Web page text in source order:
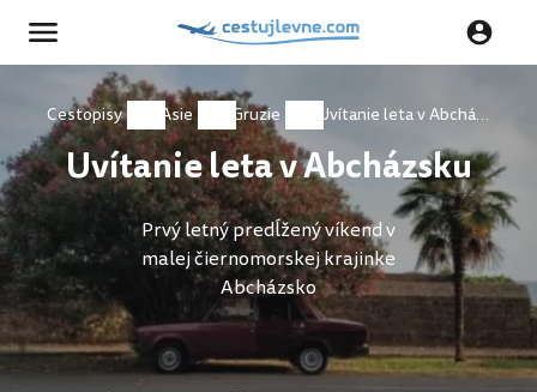
Cestopisy Asie Gruzie Uvítanie leta v Abcházsku
Uvítanie leta v Abcházsku
Prvý letný predĺžený víkend v
malej čiernomorskej krajinke
Abcházsko